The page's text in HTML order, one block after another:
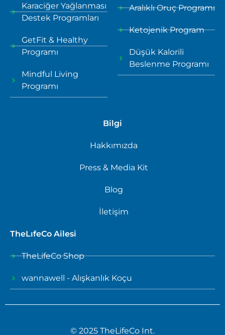
Karaciğer Yağlanması
Destek Programları
GetFit & Healthy
Programı
Mindful Living
Programı
Aralıklı Oruç Programı
Ketojenik Program
Düşük Kalorili
Beslenme Programı
Bilgi
Hakkımızda
Press & Media Kit
Blog
İletişim
TheLıfeCo Ailesi
TheLifeCo Shop
wannawell - Alışkanlık Koçu
© 2025 TheLifeCo Int.